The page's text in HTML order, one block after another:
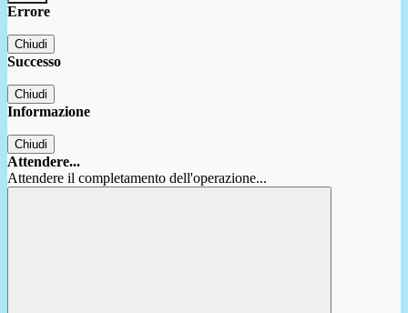
Errore
Chiudi
Successo
Chiudi
Informazione
Chiudi
Attendere...
Attendere il completamento dell'operazione...